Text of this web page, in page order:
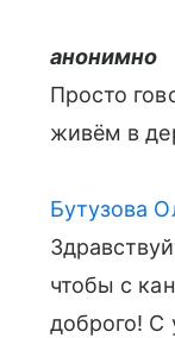
анонимно
Просто
живём в
Бутузова
чтобы с
доброго! С